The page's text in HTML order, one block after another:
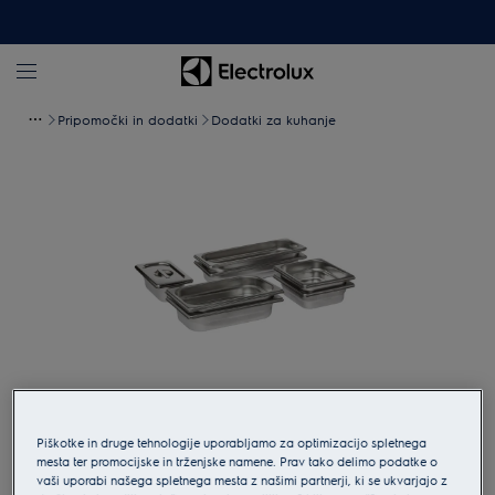
Pripomočki in dodatki Dodatki za kuhanje
Piškotke in druge tehnologije uporabljamo za optimizacijo spletnega
mesta ter promocijske in trženjske namene. Prav tako delimo podatke o
vaši uporabi našega spletnega mesta z našimi partnerji, ki se ukvarjajo z